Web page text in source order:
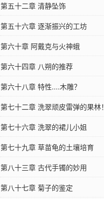
第五十二章 清静坠饰
第五十六章 逐渐振兴的工坊
第六十章 阿戴克与火神蛾
第六十四章 八朔的推荐
第六十八章 特性....木雕？
第七十二章 洗翠顽皮雷弹的果林！
第七十六章 洗翠的裙儿小姐
第七十九章 草苗龟的土壤培育
第八十三章 古代手镯的妙用
第八十七章 菊子的鉴定